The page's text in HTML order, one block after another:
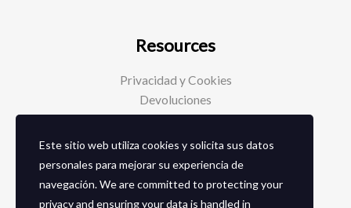
Resources
Privacidad y Cookies
Devoluciones
Social Media
Facebook
Este sitio web utiliza cookies y solicita sus datos
personales para mejorar su experiencia de
navegación. We are committed to protecting your
privacy and ensuring your data is handled in